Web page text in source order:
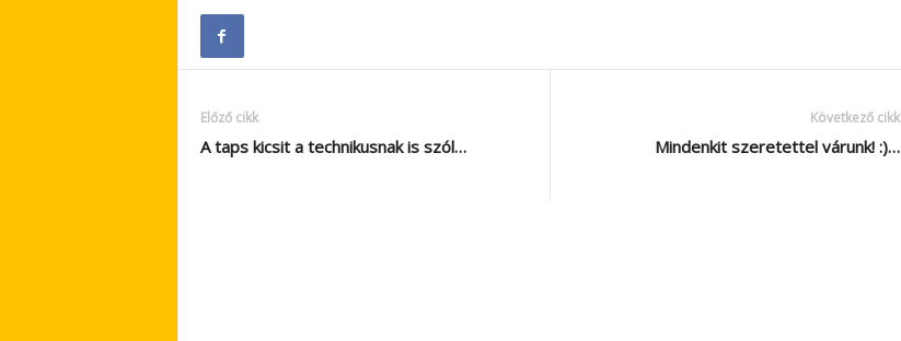
Előző cikk
A taps kicsit a technikusnak is szól…
Következő cikk
Mindenkit szeretettel várunk! :)…